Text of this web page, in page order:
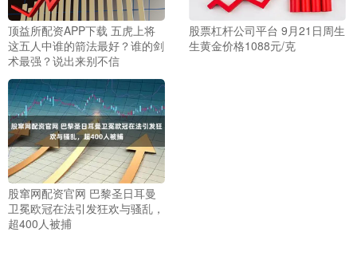
顶益所配资APP下载 五虎上将
这五人中谁的箭法最好？谁的剑
术最强？说出来别不信
股票杠杆公司平台 9月21日周生
生黄金价格1088元/克
股窜网配资官网 巴黎圣日耳曼
卫冕欧冠在法引发狂欢与骚乱，
超400人被捕